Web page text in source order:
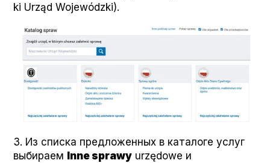
ki Urząd Wojew­ódz­ki).
3. Из списка предложенных в каталоге услуг
выбираем Inne sprawy urzę­dowe и